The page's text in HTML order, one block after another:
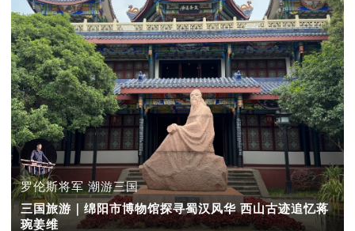
罗伦斯将军 潮游三国
三国旅游｜绵阳市博物馆探寻蜀汉风华 西山古迹追忆蒋
琬姜维